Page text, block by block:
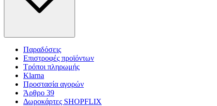
Παραδόσεις
Επιστροφές προϊόντων
Τρόποι πληρωμής
Klarna
Προστασία αγορών
Άρθρο 39
Δωροκάρτες SHOPFLIX